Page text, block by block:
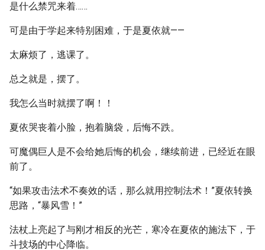
是什么禁咒来着……
可是由于学起来特别困难，于是夏依就——
太麻烦了，逃课了。
总之就是，摆了。
我怎么当时就摆了啊！！
夏依哭丧着小脸，抱着脑袋，后悔不跌。
可魔偶巨人是不会给她后悔的机会，继续前进，已经近在眼
前了。
“如果攻击法术不奏效的话，那么就用控制法术！”夏依转换
思路，“暴风雪！”
法杖上亮起了与刚才相反的光芒，寒冷在夏依的施法下，于
斗技场的中心降临。